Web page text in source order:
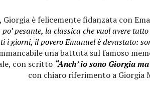
Giorgia è felicemente fidanzata con
pesante, la classica che vuol avere
i giorni, il povero Emanuel è devastato:
una battuta sul famoso
con scritto “Anch’ io sono Giorgia
con chiaro riferimento a Giorgia